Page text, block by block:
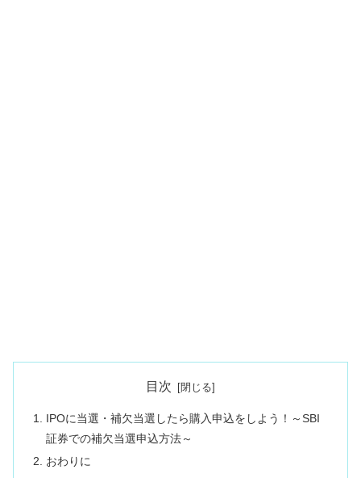
目次
IPOに当選・補欠当選したら購入申込をしよう！～SBI
証券での補欠当選申込方法～
おわりに